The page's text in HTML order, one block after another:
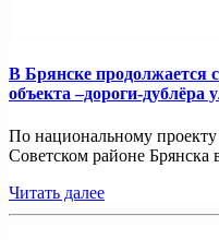
В Брянске продолжается
объекта –дороги-
По национальному
Советском районе Брянска
Читать далее